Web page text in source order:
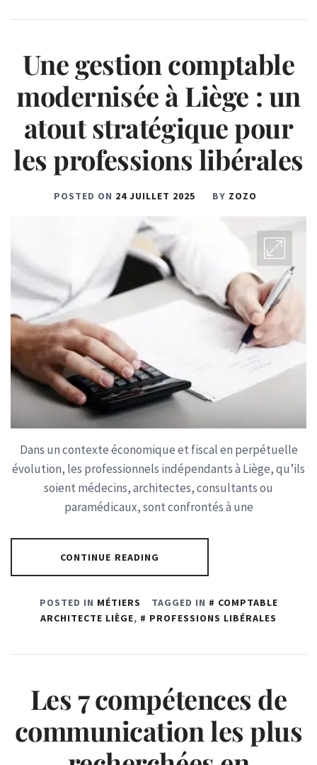
Une gestion comptable
modernisée à Liège : un
atout stratégique pour
les professions libérales
POSTED ON 24 JUILLET 2025 BY ZOZO
Dans un contexte économique et fiscal en perpétuelle
évolution, les professionnels indépendants à Liège, qu’ils
soient médecins, architectes, consultants ou
paramédicaux, sont confrontés à une
CONTINUE READING
POSTED IN MÉTIERS TAGGED IN
COMPTABLE
ARCHITECTE LIÈGE, PROFESSIONS LIBÉRALES
Les 7 compétences de
communication les plus